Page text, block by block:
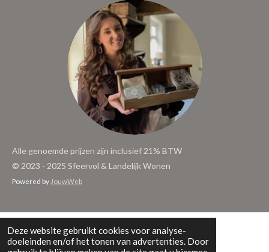
Deze website gebruikt cookies voor analyse-
doeleinden en/of het tonen van advertenties. Door
Alle genoemde prijzen zijn inclusief 21% BTW
© 2023 - 2025 Sfeervol & Landelijk Wonen
Powered by JouwWeb